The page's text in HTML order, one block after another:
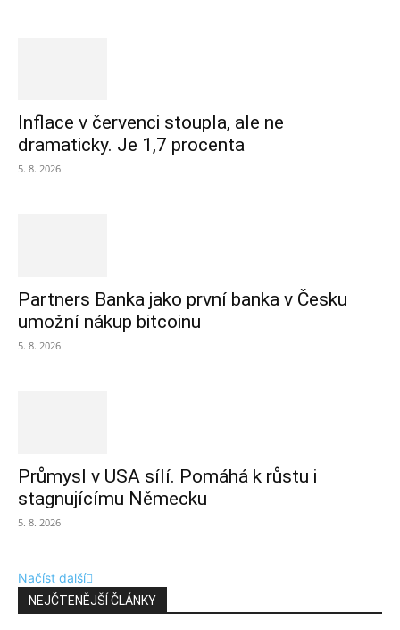
Inflace v červenci stoupla, ale ne
dramaticky. Je 1,7 procenta
5. 8. 2026
Partners Banka jako první banka v Česku
umožní nákup bitcoinu
5. 8. 2026
Průmysl v USA sílí. Pomáhá k růstu i
stagnujícímu Německu
5. 8. 2026
Načíst další
NEJČTENĚJŠÍ ČLÁNKY